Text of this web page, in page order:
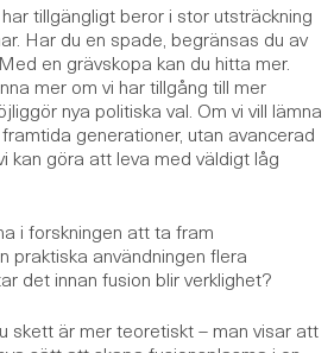
tillgängligt beror i stor utsträckning
Har du en spade, begränsas du av
en grävskopa kan du hitta mer.
mer om vi har tillgång till mer
nya politiska val. Om vi vill lämna
generationer, utan avancerad
kan göra att leva med väldigt låg
i forskningen att ta fram
praktiska användningen flera
det innan fusion blir verklighet?
skett är mer teoretiskt – man visar att